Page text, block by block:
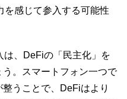
を感じて参入する可能性
は、DeFiの「民主化」を
。スマートフォン一つで
うことで、DeFiはより